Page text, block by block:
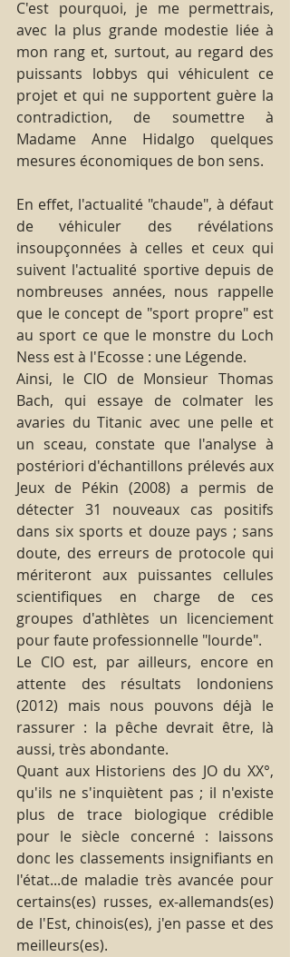
C'est pourquoi, je me permettrais,
avec la plus grande modestie liée à
mon rang et, surtout, au regard des
puissants lobbys qui véhiculent ce
projet et qui ne supportent guère la
contradiction, de soumettre à
Madame Anne Hidalgo quelques
mesures économiques de bon sens.
En effet, l'actualité "chaude", à défaut
de véhiculer des révélations
insoupçonnées à celles et ceux qui
suivent l'actualité sportive depuis de
nombreuses années, nous rappelle
que le concept de "sport propre" est
au sport ce que le monstre du Loch
Ness est à l'Ecosse : une Légende.
Ainsi, le CIO de Monsieur Thomas
Bach, qui essaye de colmater les
avaries du Titanic avec une pelle et
un sceau, constate que l'analyse à
postériori d'échantillons prélevés aux
Jeux de Pékin (2008) a permis de
détecter 31 nouveaux cas positifs
dans six sports et douze pays ; sans
doute, des erreurs de protocole qui
mériteront aux puissantes cellules
scientifiques en charge de ces
groupes d'athlètes un licenciement
pour faute professionnelle "lourde".
Le CIO est, par ailleurs, encore en
attente des résultats londoniens
(2012) mais nous pouvons déjà le
rassurer : la pêche devrait être, là
aussi, très abondante.
Quant aux Historiens des JO du XX°,
qu'ils ne s'inquiètent pas ; il n'existe
plus de trace biologique crédible
pour le siècle concerné : laissons
donc les classements insignifiants en
l'état...de maladie très avancée pour
certains(es) russes, ex-allemands(es)
de l'Est, chinois(es), j'en passe et des
meilleurs(es).